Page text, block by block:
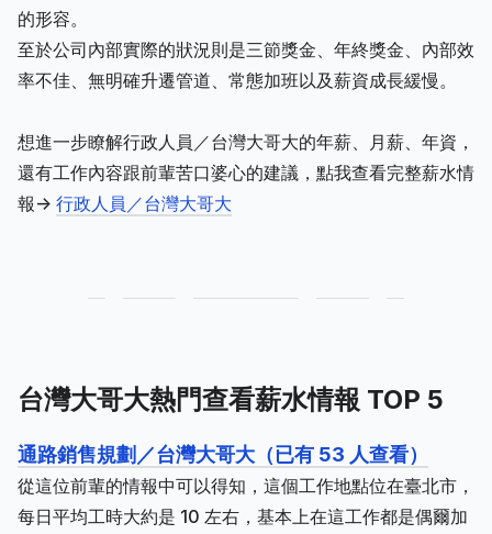
的形容。
至於公司內部實際的狀況則是三節獎金、年終獎金、內部效
率不佳、無明確升遷管道、常態加班以及薪資成長緩慢。
想進一步瞭解行政人員／台灣大哥大的年薪、月薪、年資，
還有工作內容跟前輩苦口婆心的建議，點我查看完整薪水情
報-> 行政人員／台灣大哥大
台灣大哥大熱門查看薪水情報 TOP 5
通路銷售規劃／台灣大哥大（已有 53 人查看）
從這位前輩的情報中可以得知，這個工作地點位在臺北市，
每日平均工時大約是 10 左右，基本上在這工作都是偶爾加